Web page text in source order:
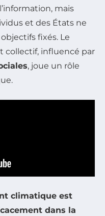
mais
et des États ne
fixés. Le
influencé par
, joue un rôle
climatique est
dans la